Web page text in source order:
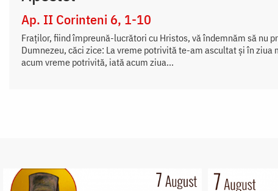
Ap. II Corinteni 6, 1-10
Fraților, fiind împreună-lucrători cu Hristos, vă îndemnăm să nu
Dumnezeu, căci zice: La vreme potrivită te-am ascultat și în
acum vreme potrivită, iată acum ziua...